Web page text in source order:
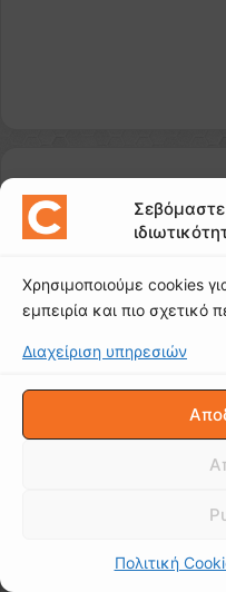
Χρησιμοποιούμε cookies
εμπειρία και πιο σχετικό
Διαχείριση υπηρεσιών
Πολιτική